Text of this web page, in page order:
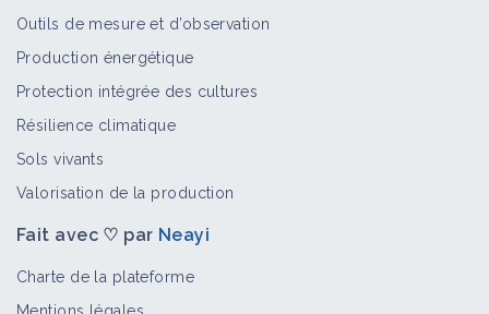
Outils de mesure et d’observation
Production énergétique
Protection intégrée des cultures
Résilience climatique
Sols vivants
Valorisation de la production
Fait avec ♡ par Neayi
Charte de la plateforme